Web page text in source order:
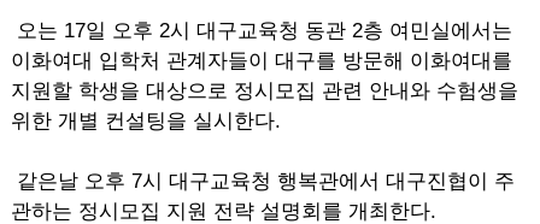
오는 17일 오후 2시 대구교육청 동관 2층 여민실에서는
이화여대 입학처 관계자들이 대구를 방문해 이화여대를
지원할 학생을 대상으로 정시모집 관련 안내와 수험생을
위한 개별 컨설팅을 실시한다.
같은날 오후 7시 대구교육청 행복관에서 대구진협이 주
관하는 정시모집 지원 전략 설명회를 개최한다.